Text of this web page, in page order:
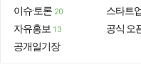
이슈·토론 20
자유홍보 13
공개일기장
스타트
공식 오